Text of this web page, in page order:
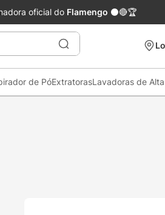
oficial do Flamengo ⚫🔴🏆
de PóExtratorasLavadoras de